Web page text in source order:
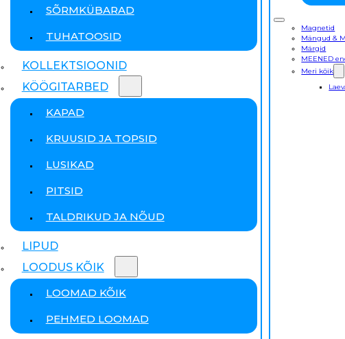
SÕRMKÜBARAD
TUHATOOSID
KOLLEKTSIOONID
KÖÖGITARBED
KAPAD
KRUUSID JA TOPSID
LUSIKAD
PITSID
TALDRIKUD JA NÕUD
LIPUD
LOODUS KÕIK
LOOMAD KÕIK
PEHMED LOOMAD
Magnetid
Mängud &
Märgid
MEENED
Meri kõik